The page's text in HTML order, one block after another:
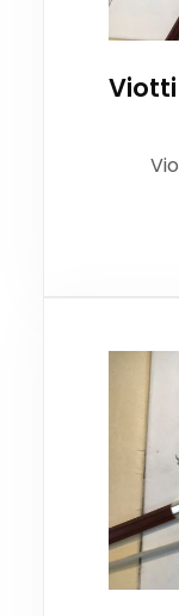
Viotti